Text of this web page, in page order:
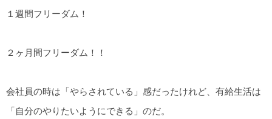
１週間フリーダム！
２ヶ月間フリーダム！！
会社員の時は「やらされている」感だったけれど、有給生活は
「自分のやりたいようにできる」のだ。